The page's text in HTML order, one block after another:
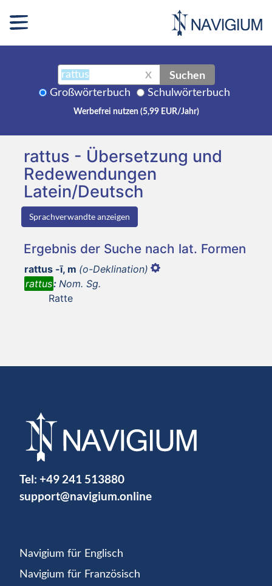
X Suchen
Großwörterbuch Schulwörterbuch
Werbefrei nutzen (5,99 EUR/Jahr)
rattus - Übersetzung und
Redewendungen
Latein/Deutsch
Sprachverwandte anzeigen
Ergebnis der Suche nach lat. Formen
rattus -ī, m (o-Deklination)
rattus: Nom. Sg.
Ratte
Tel: +49 241 513880
support@navigium.online
Navigium für Englisch
Navigium für Französisch